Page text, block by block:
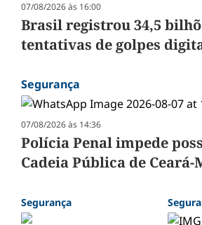
07/08/2026 às 16:00
Brasil registrou 34,5
tentativas de golpes
Segurança
07/08/2026 às 14:36
Polícia Penal impede
Cadeia Pública de
Segurança